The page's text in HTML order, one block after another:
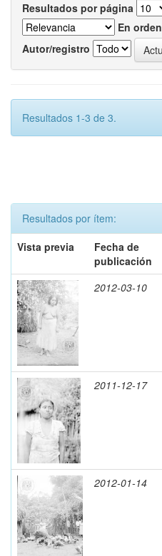
Resultados por página
En orden
Autor/registro
Resultados 1-3 de 3.
Resultados por ítem:
Vista previa
Fecha de
publicación
2012-03-10
2011-12-17
2012-01-14